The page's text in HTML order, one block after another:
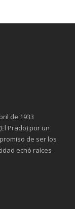
de 1933
Prado) por un
de ser los
echó raíces